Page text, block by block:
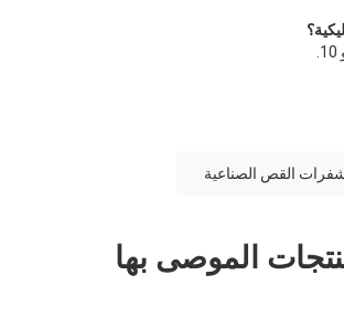
القص الصناعية
الموصى بها